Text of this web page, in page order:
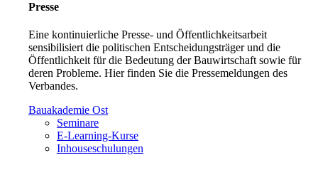
Presse
Eine kontinuierliche Presse- und Öffentlichkeitsarbeit
sensibilisiert die politischen Entscheidungsträger und die
Öffentlichkeit für die Bedeutung der Bauwirtschaft sowie für
deren Probleme. Hier finden Sie die Pressemeldungen des
Verbandes.
Bauakademie Ost
Seminare
E-Learning-Kurse
Inhouseschulungen